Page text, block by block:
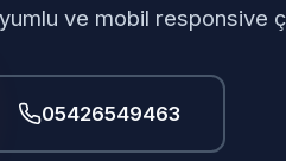
ve mobil responsive
05426549463